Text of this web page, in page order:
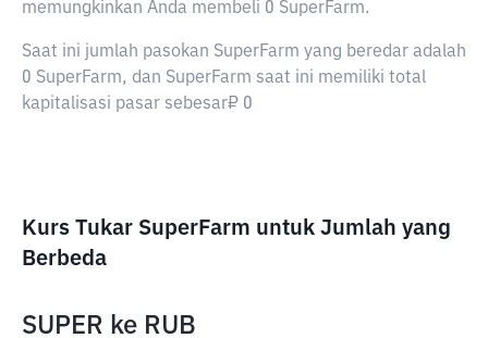
memungkinkan Anda membeli 0 SuperFarm.
Saat ini jumlah pasokan SuperFarm yang beredar adalah
0 SuperFarm, dan SuperFarm saat ini memiliki total
kapitalisasi pasar sebesar₽ 0
Kurs Tukar SuperFarm untuk Jumlah yang
Berbeda
SUPER ke RUB